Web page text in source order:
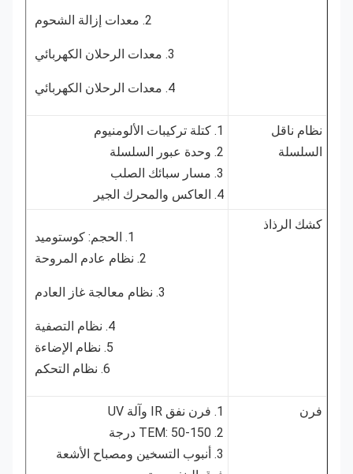
نظام ناقل
السلسلة
كشك الرذاذ
3. أنبوب التسخين ومصباح الأشعة